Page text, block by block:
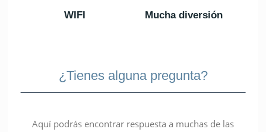
WIFI Mucha diversión
¿Tienes alguna pregunta?
Aquí podrás encontrar respuesta a muchas de las